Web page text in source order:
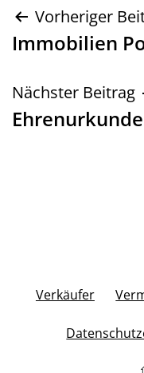
Vorheriger
Immobilien
Nächster Beitrag
Verkäufer